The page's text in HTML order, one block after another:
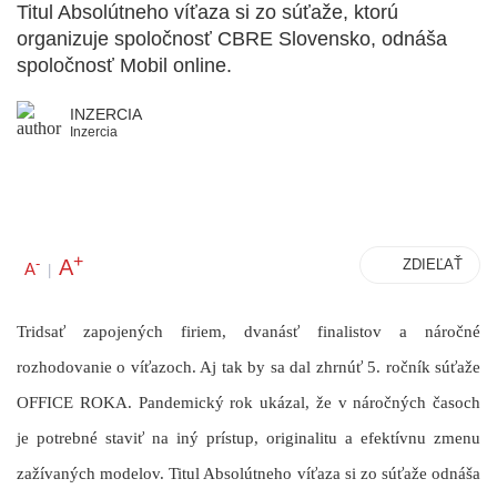
Titul Absolútneho víťaza si zo súťaže, ktorú
organizuje spoločnosť CBRE Slovensko, odnáša
spoločnosť Mobil online.
INZERCIA
Inzercia
A- | A+ ZDIEĽAŤ
Tridsať zapojených firiem, dvanásť finalistov a náročné
rozhodovanie o víťazoch. Aj tak by sa dal zhrnúť 5. ročník súťaže
OFFICE ROKA. Pandemický rok ukázal, že v náročných časoch
je potrebné staviť na iný prístup, originalitu a efektívnu zmenu
zažívaných modelov. Titul Absolútneho víťaza si zo súťaže odnáša